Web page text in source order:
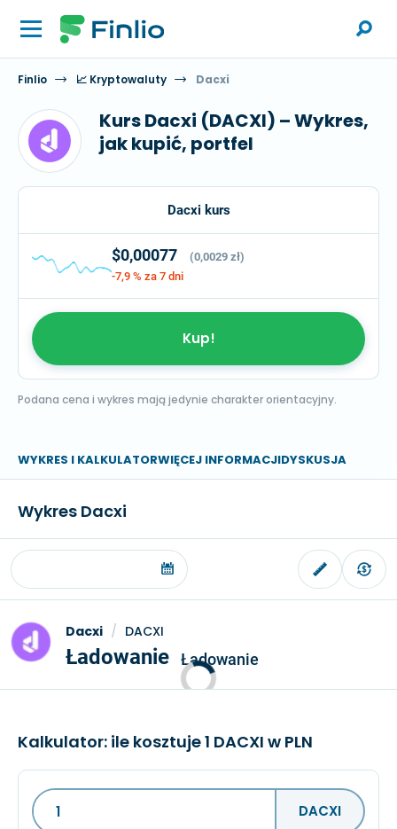
Finlio 📈 Kryptowaluty Dacxi
Kurs Dacxi (DACXI) – Wykres,
jak kupić, portfel
Dacxi kurs
$0,00077
(0,0029 zł)
-7,9 % za 7 dni
Kup!
Podana cena i wykres mają jedynie charakter orientacyjny.
WYKRES I KALKULATORWIĘCEJ INFORMACJIDYSKUSJA
Wykres Dacxi
Dacxi / DACXI
Ładowanie Ładowanie
Kalkulator: ile kosztuje 1 DACXI w PLN
DACXI